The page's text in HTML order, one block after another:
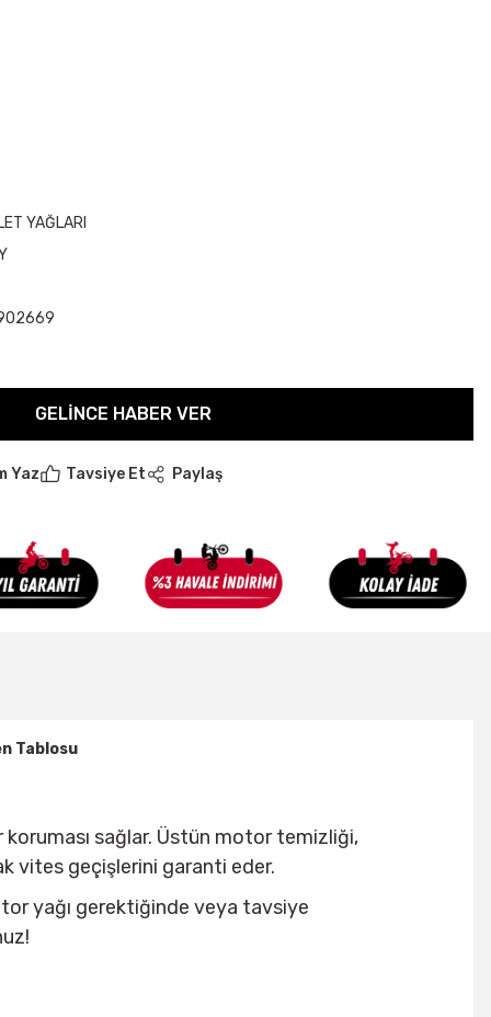
YAĞLARI
GELINCE HABER VER
Yaz Tavsiye Et Paylaş
Tablosu
sağlar. Üstün motor temizliği,
vites geçişlerini garanti eder.
yağı gerektiğinde veya tavsiye